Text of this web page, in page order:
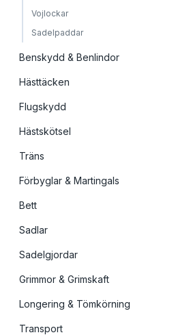
Vojlockar
Sadelpaddar
Benskydd & Benlindor
Hästtäcken
Flugskydd
Hästskötsel
Träns
Förbyglar & Martingals
Bett
Sadlar
Sadelgjordar
Grimmor & Grimskaft
Longering & Tömkörning
Transport